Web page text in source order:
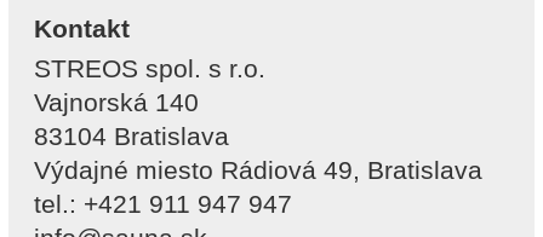
Kontakt
STREOS spol. s r.o.
Vajnorská 140
83104 Bratislava
Výdajné miesto Rádiová 49, Bratislava
tel.: +421 911 947 947